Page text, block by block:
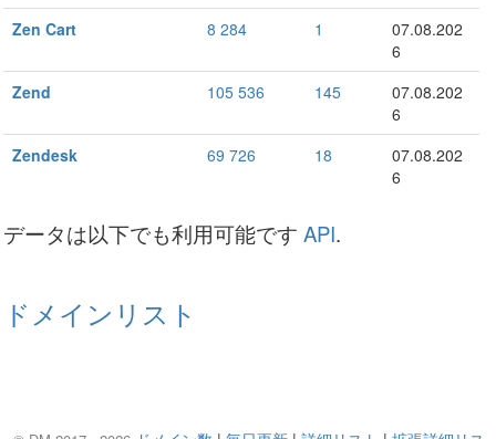
Zen Cart
8 284 1
07.08.202
6
Zend
105 536 145
07.08.202
6
Zendesk
69 726 18
07.08.202
6
データは以下でも利用可能です API.
ドメインリスト